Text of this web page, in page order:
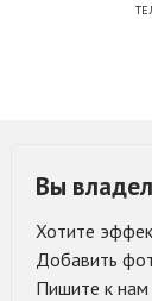
Вы
Хотите
Добавить
Пишите к нам